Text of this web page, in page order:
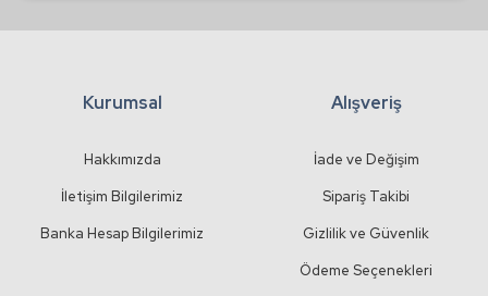
Kurumsal
Hakkımızda
İletişim Bilgilerimiz
Banka Hesap Bilgilerimiz
Alışveriş
İade ve Değişim
Sipariş Takibi
Gizlilik ve Güvenlik
Ödeme Seçenekleri